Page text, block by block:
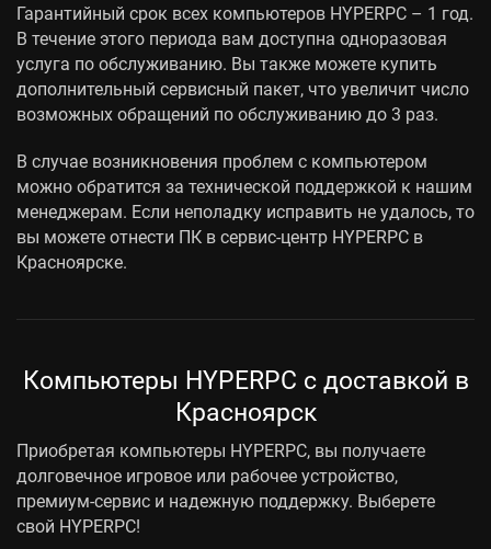
Гарантийный срок всех компьютеров HYPERPC – 1 год.
В течение этого периода вам доступна одноразовая
услуга по обслуживанию. Вы также можете купить
дополнительный сервисный пакет, что увеличит число
возможных обращений по обслуживанию до 3 раз.
В случае возникновения проблем с компьютером
можно обратится за технической поддержкой к нашим
менеджерам. Если неполадку исправить не удалось, то
вы можете отнести ПК в сервис-центр HYPERPC в
Красноярске.
Компьютеры HYPERPC с доставкой в
Красноярск
Приобретая компьютеры HYPERPC, вы получаете
долговечное игровое или рабочее устройство,
премиум-сервис и надежную поддержку. Выберете
свой HYPERPC!